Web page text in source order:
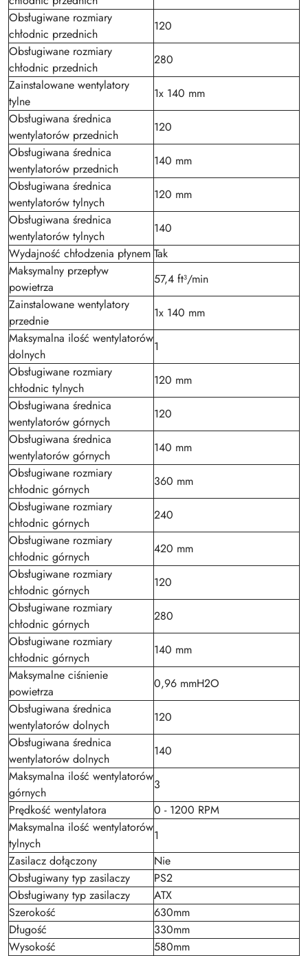
Obsługiwane rozmiary
chłodnic przednich
120
Obsługiwane rozmiary
chłodnic przednich
280
Zainstalowane wentylatory
tylne
1x 140 mm
Obsługiwana średnica
wentylatorów przednich
120
Obsługiwana średnica
wentylatorów przednich
140 mm
Obsługiwana średnica
wentylatorów tylnych
120 mm
Obsługiwana średnica
wentylatorów tylnych
140
Wydajność chłodzenia płynem Tak
Maksymalny przepływ
powietrza
57,4 ft³/min
Zainstalowane wentylatory
przednie
1x 140 mm
Maksymalna ilość wentylatorów
dolnych
1
Obsługiwane rozmiary
chłodnic tylnych
120 mm
Obsługiwana średnica
wentylatorów górnych
120
Obsługiwana średnica
wentylatorów górnych
140 mm
Obsługiwane rozmiary
chłodnic górnych
360 mm
Obsługiwane rozmiary
chłodnic górnych
240
Obsługiwane rozmiary
chłodnic górnych
420 mm
Obsługiwane rozmiary
chłodnic górnych
120
Obsługiwane rozmiary
chłodnic górnych
280
Obsługiwane rozmiary
chłodnic górnych
140 mm
Maksymalne ciśnienie
powietrza
0,96 mmH2O
Obsługiwana średnica
wentylatorów dolnych
120
Obsługiwana średnica
wentylatorów dolnych
140
Maksymalna ilość wentylatorów
górnych
3
Prędkość wentylatora
0 - 1200 RPM
Maksymalna ilość wentylatorów
tylnych
1
Zasilacz dołączony
Nie
Obsługiwany typ zasilaczy
PS2
Obsługiwany typ zasilaczy
ATX
Szerokość
630mm
Długość
330mm
Wysokość
580mm